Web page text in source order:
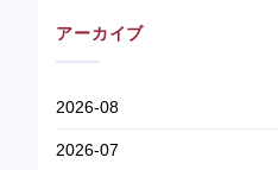
アーカイブ
2026-08
2026-07